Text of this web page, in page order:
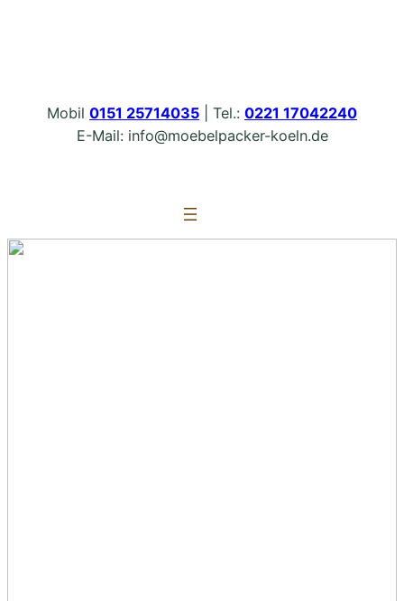
Mobil 0151 25714035 | Tel.: 0221 17042240
E-Mail: info@moebelpacker-koeln.de